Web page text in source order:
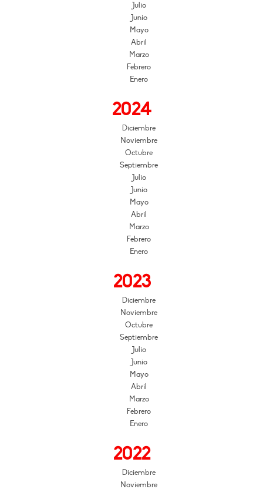
Julio
Junio
Mayo
Abril
Marzo
Febrero
Enero
2024
Diciembre
Noviembre
Octubre
Septiembre
Julio
Junio
Mayo
Abril
Marzo
Febrero
Enero
2023
Diciembre
Noviembre
Octubre
Septiembre
Julio
Junio
Mayo
Abril
Marzo
Febrero
Enero
2022
Diciembre
Noviembre